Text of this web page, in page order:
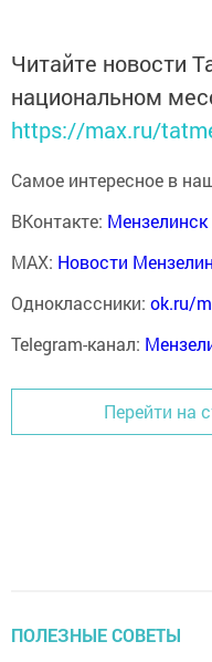
Читайте новости
национальном
https://max.ru/
Самое интересное в
ВКонтакте:
MAX: Новости
Одноклассники: ok.ru/
Telegram-канал:
Перейти на
ПОЛЕЗНЫЕ СОВЕТЫ